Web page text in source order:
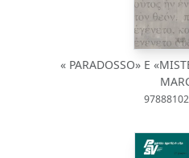
« PARADOSSO» E